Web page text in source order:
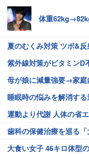
体重
夏のむくみ対策 ツボ&反
紫外線対策がビタミンD
母が娘に減量強要→家庭
睡眠時の悩みを解消す
運動より代謝 人体の省
歯科の保健治療を巡る「
大食い女子 46キロ体型